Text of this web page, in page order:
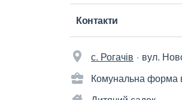
Контакти
с. Рогачів
вул.
Комунальна форма